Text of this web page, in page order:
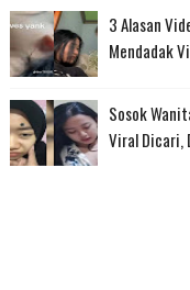
3 Alasan
Mendadak
Sosok
Viral Dicari,